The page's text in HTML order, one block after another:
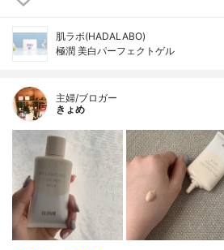
肌ラボ(HADALABO)
極潤 美白パーフェクトゲル
主婦/ブロガー
きょめ